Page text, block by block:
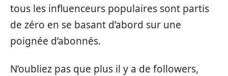
tous les influenceurs populaires sont partis
de zéro en se basant d’abord sur une
poignée d’abonnés.
N’oubliez pas que plus il y a de followers,